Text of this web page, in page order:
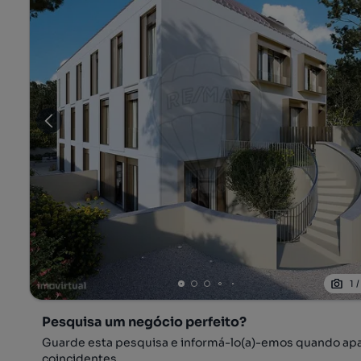
1
Pesquisa um negócio perfeito?
Guarde esta pesquisa e informá-lo(a)-emos quando